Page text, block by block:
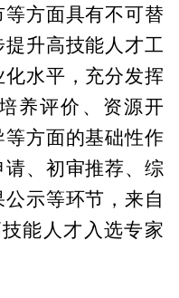
方面具有不可替
升高技能人才工
水平，充分发挥
养评价、资源开
方面的基础性作
、初审推荐、综
示等环节，来自
能人才入选专家